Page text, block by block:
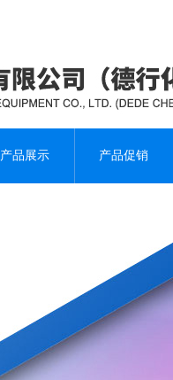
产品展示 产品促销